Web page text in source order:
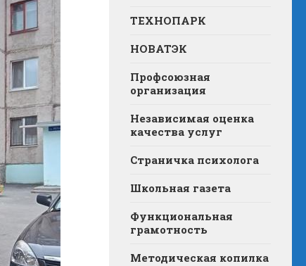
ТЕХНОПАРК
НОВАТЭК
Профсоюзная
организация
Независимая оценка
качества услуг
Страничка психолога
Школьная газета
Функциональная
грамотность
Методическая копилка